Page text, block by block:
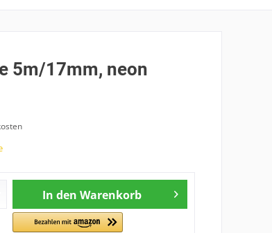
5m/17mm, neon
In den Warenkorb